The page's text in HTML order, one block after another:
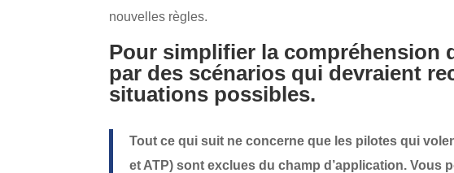
nouvelles règles.
Pour simplifier la compréhension
par des scénarios qui devraient
situations possibles.
Tout ce qui suit ne concerne que les pilotes qui
et ATP) sont exclues du champ d’application.